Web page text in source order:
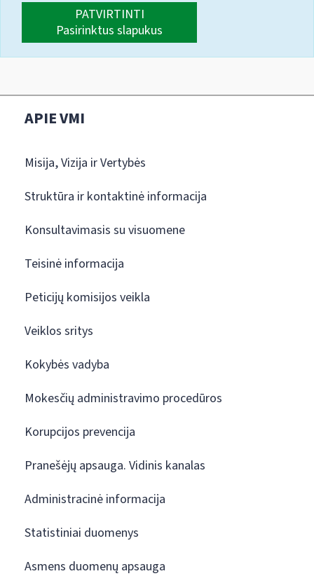
PATVIRTINTI
Pasirinktus slapukus
APIE VMI
Misija, Vizija ir Vertybės
Struktūra ir kontaktinė informacija
Konsultavimasis su visuomene
Teisinė informacija
Peticijų komisijos veikla
Veiklos sritys
Kokybės vadyba
Mokesčių administravimo procedūros
Korupcijos prevencija
Pranešėjų apsauga. Vidinis kanalas
Administracinė informacija
Statistiniai duomenys
Asmens duomenų apsauga